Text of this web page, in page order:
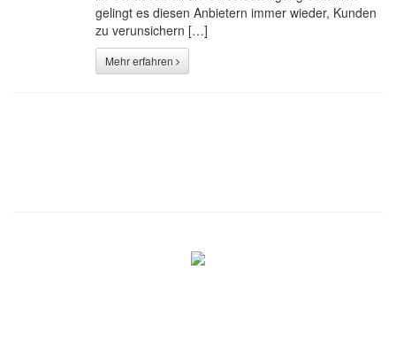
gelingt es diesen Anbietern immer wieder, Kunden
zu verunsichern […]
Mehr erfahren